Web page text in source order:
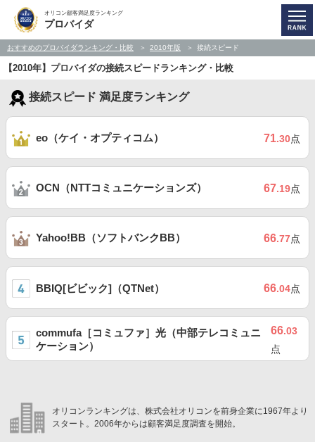
オリコン顧客満足度ランキング
プロバイダ
おすすめのプロバイダランキング・比較 2010年版 接続スピード
【2010年】プロバイダの接続スピードランキング・比較
接続スピード 満足度ランキング
eo（ケイ・オプティコム） 71.30点
OCN（NTTコミュニケーションズ） 67.19点
Yahoo!BB（ソフトバンクBB） 66.77点
BBIQ[ビビック]（QTNet） 66.04点
commufa［コミュファ］光（中部テレコミュニ
ケーション）
66.03
点
オリコンランキングは、株式会社オリコンを前身企業に1967年より
スタート。2006年からは顧客満足度調査を開始。